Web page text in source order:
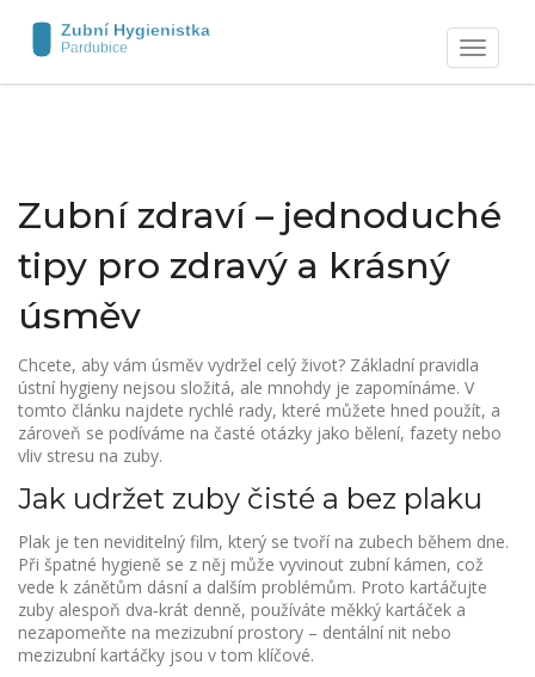
Zobrazit
navigaci
Zubní zdraví – jednoduché
tipy pro zdravý a krásný
úsměv
Chcete, aby vám úsměv vydržel celý život? Základní pravidla
ústní hygieny nejsou složitá, ale mnohdy je zapomínáme. V
tomto článku najdete rychlé rady, které můžete hned použít, a
zároveň se podíváme na časté otázky jako bělení, fazety nebo
vliv stresu na zuby.
Jak udržet zuby čisté a bez plaku
Plak je ten neviditelný film, který se tvoří na zubech během dne.
Při špatné hygieně se z něj může vyvinout zubní kámen, což
vede k zánětům dásní a dalším problémům. Proto kartáčujte
zuby alespoň dva‑krát denně, používáte měkký kartáček a
nezapomeňte na mezizubní prostory – dentální nit nebo
mezizubní kartáčky jsou v tom klíčové.